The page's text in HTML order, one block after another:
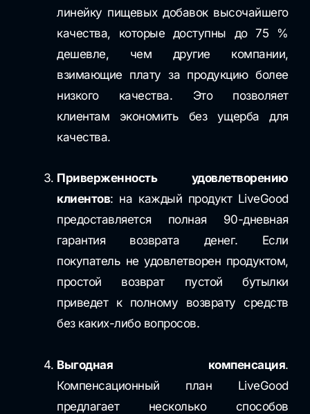
линейку пищевых добавок высочайшего
качества, которые доступны до 75 %
дешевле, чем другие компании,
взимающие плату за продукцию более
низкого качества. Это позволяет
клиентам экономить без ущерба для
качества.
Приверженность удовлетворению
клиентов: на каждый продукт LiveGood
предоставляется полная 90-дневная
гарантия возврата денег. Если
покупатель не удовлетворен продуктом,
простой возврат пустой бутылки
приведет к полному возврату средств
без каких-либо вопросов.
Выгодная компенсация.
Компенсационный план LiveGood
предлагает несколько способов